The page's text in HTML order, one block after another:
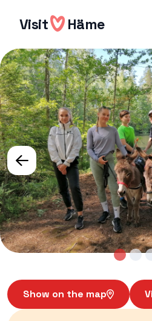
Visit Häme
Show on the map